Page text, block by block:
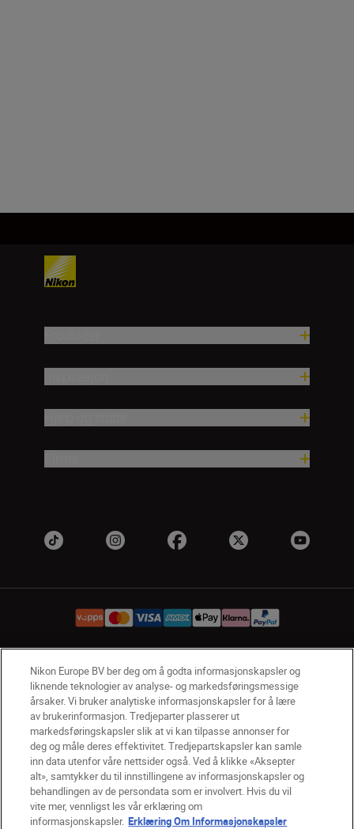
NO Nikon Sites
Kontakt oss Personvernerklæring
Bruksvilkår
Vilkår og betingelser for Nikon Store
Erklæring Om Informasjonskapsler
Tilgjengelighet
Innstillinger for informasjonskapsler
© 2026 Nikon
Nikon Europe BV ber deg om å godta informasjonskapsler og
liknende teknologier av analyse- og markedsføringsmessige
årsaker. Vi bruker analytiske informasjonskapsler for å lære
av brukerinformasjon. Tredjeparter plasserer ut
markedsføringskapsler slik at vi kan tilpasse annonser for
deg og måle deres effektivitet. Tredjepartskapsler kan samle
inn data utenfor våre nettsider også. Ved å klikke «Aksepter
alt», samtykker du til innstillingene av informasjonskapsler og
behandlingen av de persondata som er involvert. Hvis du vil
vite mer, vennligst les vår erklæring om
informasjonskapsler. Erklæring Om Informasjonskapsler